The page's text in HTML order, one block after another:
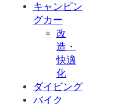
キャンピン
グカー
改
造・
快適
化
ダイビング
バイク